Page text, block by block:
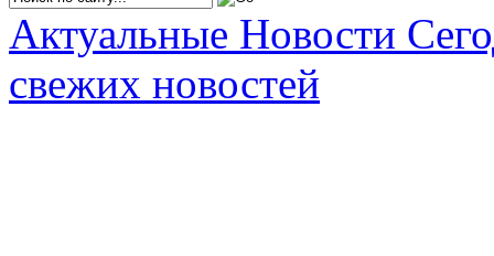
Актуальные Новости
свежих новостей